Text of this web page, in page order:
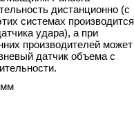
дистанционно (с
системах производится
удара), а при
производителей может
датчик объема с
мм